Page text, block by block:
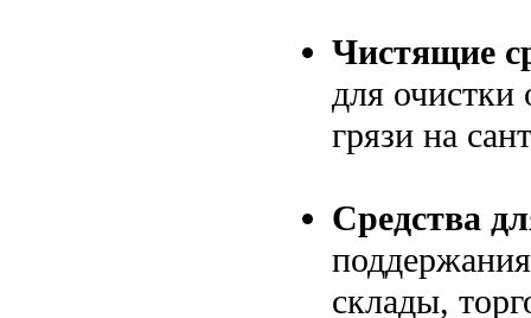
Чистящие
для
грязи на
Средства
склады,